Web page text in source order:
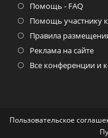
Помощь - FAQ
Помощь участнику
Правила
Реклама на сайте
Все конференции и
Пользовательское